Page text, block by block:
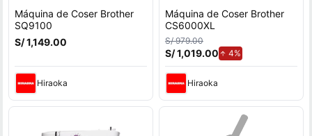
Máquina de Coser Brother
SQ9100
S/ 1,149.00
Hiraoka
Máquina de Coser Brother
CS6000XL
S/ 979.00
S/ 1,019.00 4%de aumento.
Hiraoka